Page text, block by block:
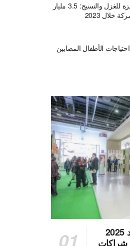
فاضل مرزوق رئيس جيزة للغزل والنسيج: 3.5 مليار
خلال 2023
الأطفال المصابين
أغذية تُعزز ريادتها في جلفود 2025
شراكات